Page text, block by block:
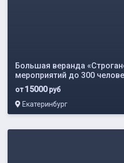
Большая веранда
мероприятий до 300
от15000руб
Екатеринбург